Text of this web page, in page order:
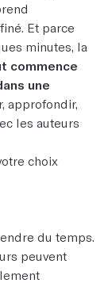
Et parce
minutes, la
commence
une
approfondir,
les auteurs
choix
du temps.
peuvent